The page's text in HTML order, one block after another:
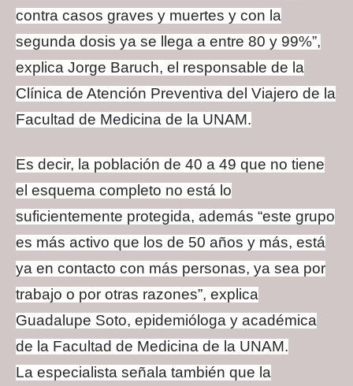
contra casos graves y muertes y con la
segunda dosis ya se llega a entre 80 y 99%”,
explica Jorge Baruch, el responsable de la
Clínica de Atención Preventiva del Viajero de la
Facultad de Medicina de la UNAM.
Es decir, la población de 40 a 49 que no tiene
el esquema completo no está lo
suficientemente protegida, además “este grupo
es más activo que los de 50 años y más, está
ya en contacto con más personas, ya sea por
trabajo o por otras razones”, explica
Guadalupe Soto, epidemióloga y académica
de la Facultad de Medicina de la UNAM.
La especialista señala también que la